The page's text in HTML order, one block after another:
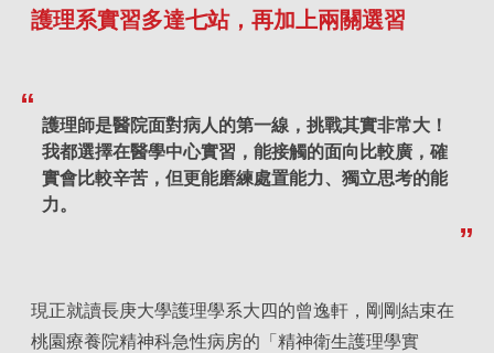
護理系實習多達七站，再加上兩關選習
護理師是醫院面對病人的第一線，挑戰其實非常大！
我都選擇在醫學中心實習，能接觸的面向比較廣，確
實會比較辛苦，但更能磨練處置能力、獨立思考的能
力。
現正就讀長庚大學護理學系大四的曾逸軒，剛剛結束在
桃園療養院精神科急性病房的「精神衛生護理學實